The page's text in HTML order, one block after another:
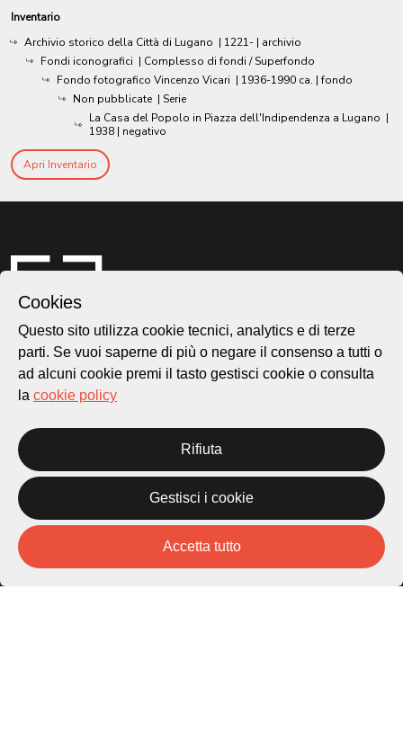
Inventario
Archivio storico della Città di Lugano | 1221- | archivio
Fondi iconografici | Complesso di fondi / Superfondo
Fondo fotografico Vincenzo Vicari | 1936-1990 ca. | fondo
Non pubblicate | Serie
La Casa del Popolo in Piazza dell'Indipendenza a Lugano |
1938 | negativo
Apri Inventario
Piazza Carlo Cattaneo 1
6976 Castagnola
Cookies
Questo sito utilizza cookie tecnici, analytics e di terze
parti. Se vuoi saperne di più o negare il consenso a tutti o
ad alcuni cookie premi il tasto gestisci cookie o consulta
la cookie policy
Rifiuta
Gestisci i cookie
Accetta tutto